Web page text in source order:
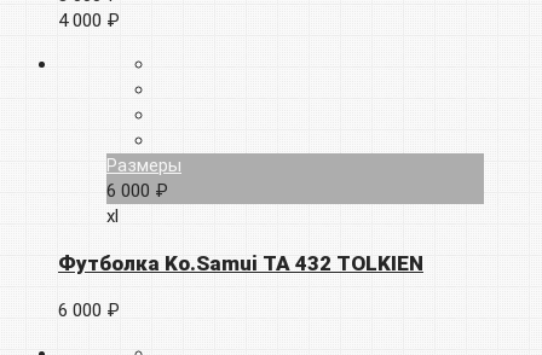
4 000 ₽
Размеры
6 000 ₽
xl
Футболка Ko.Samui TA 432 TOLKIEN
6 000 ₽